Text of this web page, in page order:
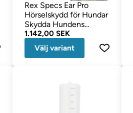
Rex Specs Ear Pro
Hörselskydd för Hundar
Skydda Hundens
Hörsel SVART
1.142,00 SEK
Välj variant